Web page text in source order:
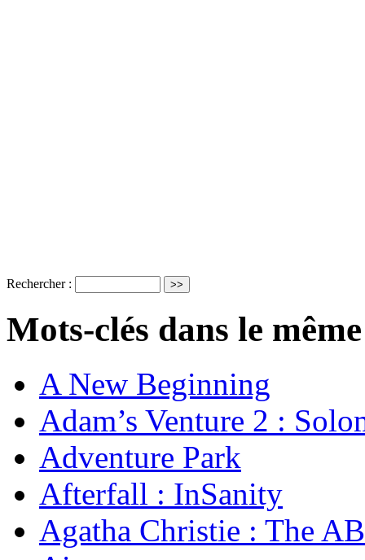
Rechercher :
Mots-clés dans le
A New Beginning
Adam’s Venture 2 :
Adventure Park
Afterfall : InSanity
Agatha Christie : The